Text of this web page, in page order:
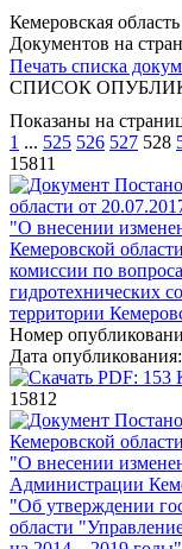
Кемеровская
Документов на
Печать списка
СПИСОК
Показаны на
1 ... 525 526 527 528
15811
области от
"О внесении
Кемеровской
комиссии по
гидротехнических
территории
Номер
Дата опубликования:
PDF: 153
15812
Кемеровской
"О внесении
Администрации
"Об утверждении
области